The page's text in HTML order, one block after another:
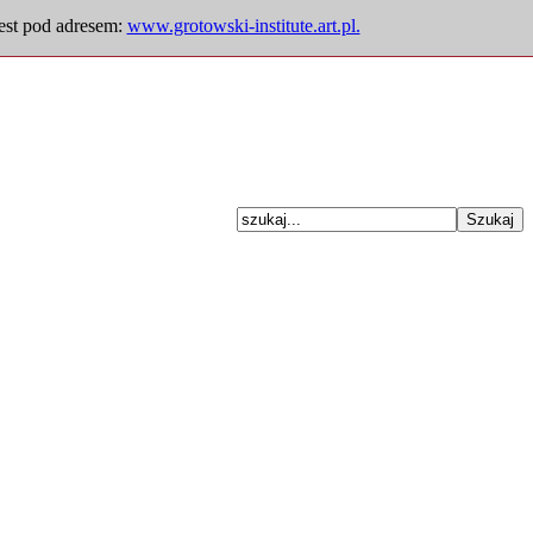
pod adresem: www.grotowski-institute.art.pl.